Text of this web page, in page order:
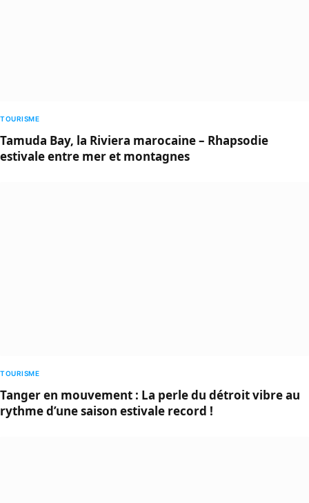
TOURISME
Tamuda Bay, la Riviera marocaine – Rhapsodie
estivale entre mer et montagnes
TOURISME
Tanger en mouvement : La perle du détroit vibre au
rythme d’une saison estivale record !